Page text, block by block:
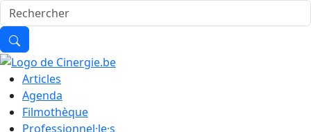
Articles
Agenda
Filmothèque
Professionnel·le·s